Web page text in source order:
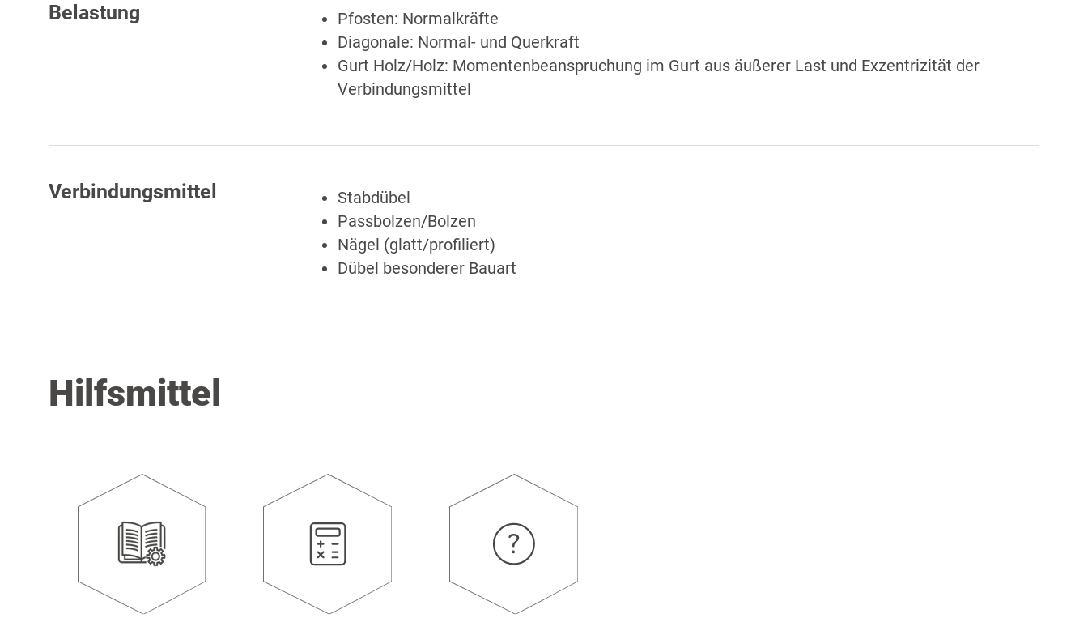
Belastung
Pfosten: Normalkräfte
Diagonale: Normal- und Querkraft
Gurt Holz/Holz: Momentenbeanspruchung im Gurt aus äußerer Last und Exzentrizität der
Verbindungsmittel
Verbindungsmittel
Stabdübel
Passbolzen/Bolzen
Nägel (glatt/profiliert)
Dübel besonderer Bauart
Hilfsmittel